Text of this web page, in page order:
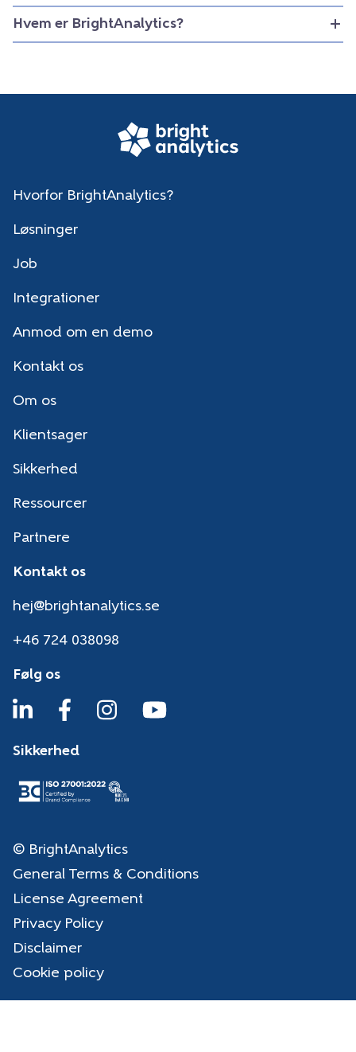
Hvem er BrightAnalytics?
Hvorfor BrightAnalytics?
Løsninger
Job
Integrationer
Anmod om en demo
Kontakt os
Om os
Klientsager
Sikkerhed
Ressourcer
Partnere
Kontakt os
hej@brightanalytics.se
+46 724 038098
Følg os
Sikkerhed
© BrightAnalytics
General Terms & Conditions
License Agreement
Privacy Policy
Disclaimer
Cookie policy